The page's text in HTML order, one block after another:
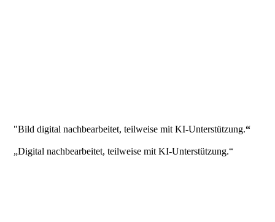
"Bild digital nachbearbeitet, teilweise mit KI-Unterstützung.“
„Digital nachbearbeitet, teilweise mit KI-Unterstützung.“